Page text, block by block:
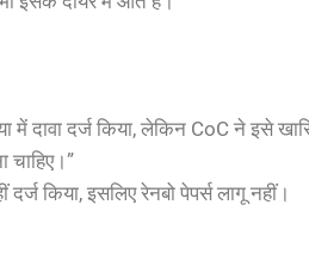
में दावा दर्ज किया, लेकिन CoC ने इसे
चाहिए।”
दर्ज किया, इसलिए रेनबो पेपर्स लागू नहीं।